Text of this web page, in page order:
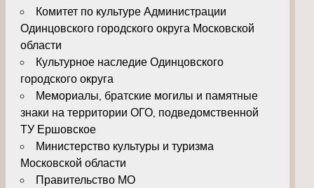
Комитет по культуре Администрации
Одинцовского городского округа Московской
области
Культурное наследие Одинцовского
городского округа
Мемориалы, братские могилы и памятные
знаки на территории ОГО, подведомственной
ТУ Ершовское
Министерство культуры и туризма
Московской области
Правительство МО